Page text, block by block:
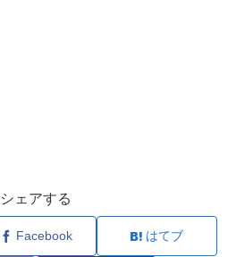
シェアする
Facebook はてブ